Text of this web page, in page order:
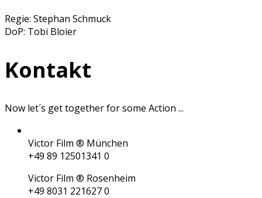
Regie: Stephan Schmuck
DoP: Tobi Bloier
Kontakt
Now let´s get together for some Action ...
Victor Film ® München
+49 89 12501341 0
Victor Film ® Rosenheim
+49 8031 221627 0